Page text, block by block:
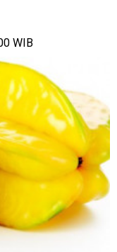
WIB